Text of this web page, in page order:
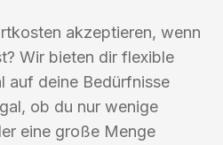
akzeptieren, wenn
Wir bieten dir flexible
auf deine Bedürfnisse
ob du nur wenige
eine große Menge